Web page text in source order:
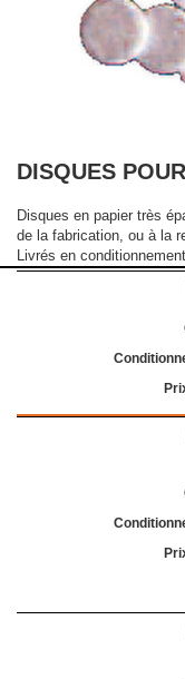
DISQUES
Disques en papier très
de la fabrication, ou à la
Livrés en